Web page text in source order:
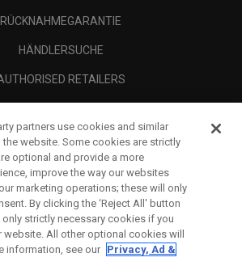
RÜCKNAHMEGARANTIE
HÄNDLERSUCHE
RETAILERS
RECHTLICHES-
partners use cookies and similar
website. Some cookies are strictly
optional and provide a more
improve the way our websites
marketing operations; these will only
By clicking the ‘Reject All' button
strictly necessary cookies if you
website. All other optional cookies will
information, see our Privacy, Ad &